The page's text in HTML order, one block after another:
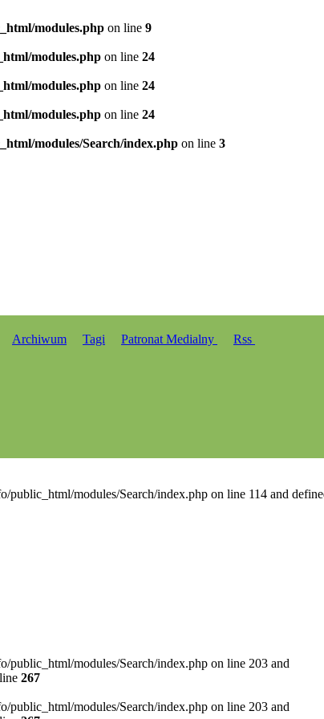
modules.php on line 9
modules.php on line 24
modules.php on line 24
modules.php on line 24
modules/Search/index.php on line 3
Archiwum Tagi Patronat Medialny
Rss
modules/Search/index.php on line 114 and
modules/Search/index.php on line 203 and
267
modules/Search/index.php on line 203 and